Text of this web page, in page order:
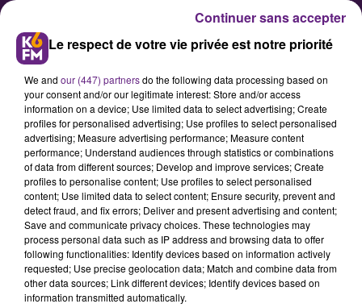
Pont du 15 juillet : Les services
fermés en Côte-d'Or
De nombreux services
administratifs profiteront du grand
pont offert par le jeudi 14 juillet
férié, situé très proche du vendredi
Le respect de votre vie privée est notre priorité
We and our (447) partnersdo the following data processing based on
your consent and/or our legitimate interest: Store and/or access
information on a device; Use limited data to select advertising; Create
profiles for personalised advertising; Use profiles to select personalised
advertising; Measure advertising performance; Measure content
performance; Understand audiences through statistics or combinations
of data from different sources; Develop and improve services; Create
profiles to personalise content; Use profiles to select personalised
content; Use limited data to select content; Ensure security, prevent and
detect fraud, and fix errors; Deliver and present advertising and content;
Save and communicate privacy choices. These technologies may
process personal data such as IP address and browsing data to offer
following functionalities: Identify devices based on information actively
requested; Use precise geolocation data; Match and combine data from
other data sources; Link different devices; Identify devices based on
information transmitted automatically.
Continuer sans accepter